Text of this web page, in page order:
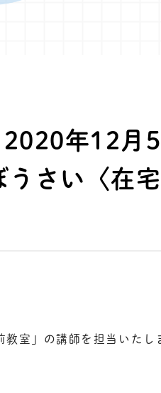
年12月
さい〈在
教室」の講師を担当いたし